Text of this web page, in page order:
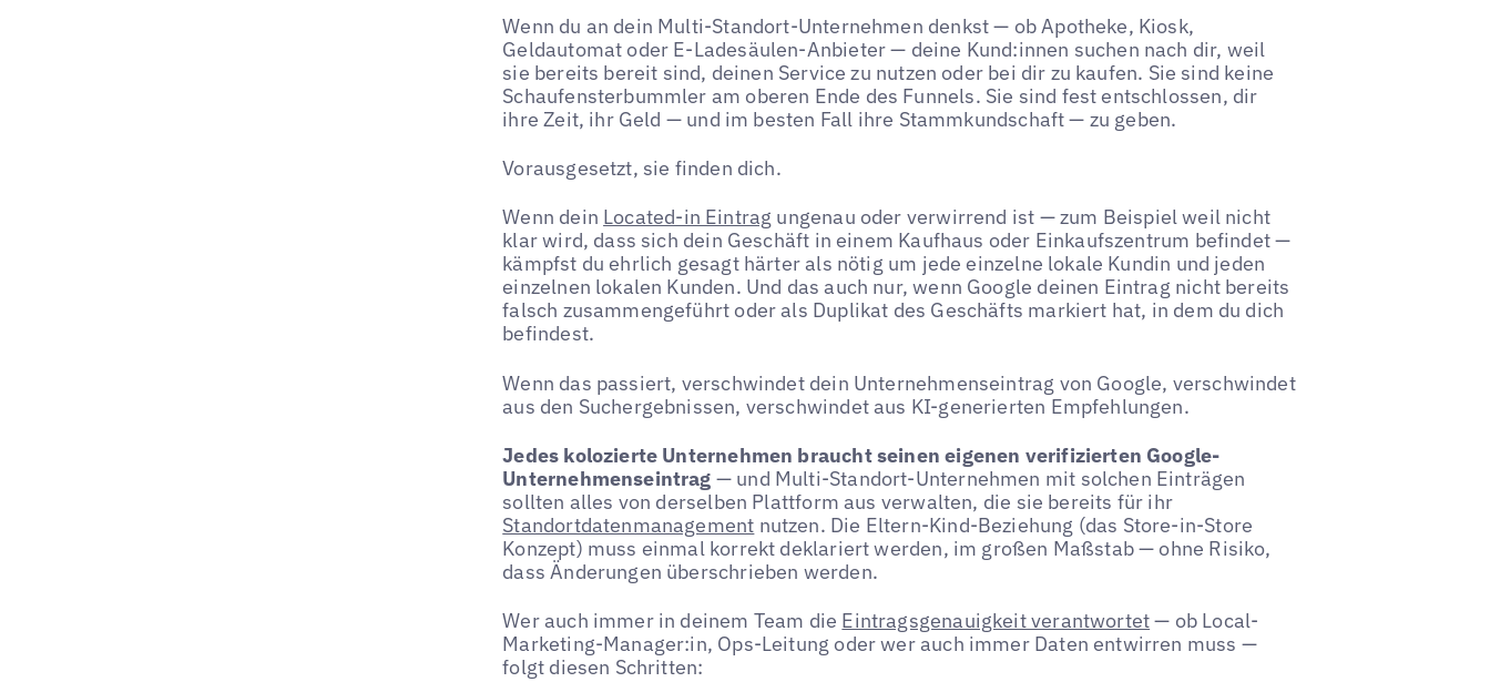
Wenn du an dein Multi-Standort-Unternehmen denkst — ob Apotheke, Kiosk,
Geldautomat oder E-Ladesäulen-Anbieter — deine Kund:innen suchen nach dir, weil
sie bereits bereit sind, deinen Service zu nutzen oder bei dir zu kaufen. Sie sind keine
Schaufensterbummler am oberen Ende des Funnels. Sie sind fest entschlossen, dir
ihre Zeit, ihr Geld — und im besten Fall ihre Stammkundschaft — zu geben.
Vorausgesetzt, sie finden dich.
Wenn dein Located-in Eintrag ungenau oder verwirrend ist — zum Beispiel weil nicht
klar wird, dass sich dein Geschäft in einem Kaufhaus oder Einkaufszentrum befindet —
kämpfst du ehrlich gesagt härter als nötig um jede einzelne lokale Kundin und jeden
einzelnen lokalen Kunden. Und das auch nur, wenn Google deinen Eintrag nicht bereits
falsch zusammengeführt oder als Duplikat des Geschäfts markiert hat, in dem du dich
befindest.
Wenn das passiert, verschwindet dein Unternehmenseintrag von Google, verschwindet
aus den Suchergebnissen, verschwindet aus KI-generierten Empfehlungen.
Jedes kolozierte Unternehmen braucht seinen eigenen verifizierten Google-
Unternehmenseintrag — und Multi-Standort-Unternehmen mit solchen Einträgen
sollten alles von derselben Plattform aus verwalten, die sie bereits für ihr
Standortdatenmanagement nutzen. Die Eltern-Kind-Beziehung (das Store-in-Store
Konzept) muss einmal korrekt deklariert werden, im großen Maßstab — ohne Risiko,
dass Änderungen überschrieben werden.
Wer auch immer in deinem Team die Eintragsgenauigkeit verantwortet— ob Local-
Marketing-Manager:in, Ops-Leitung oder wer auch immer Daten entwirren muss —
folgt diesen Schritten: